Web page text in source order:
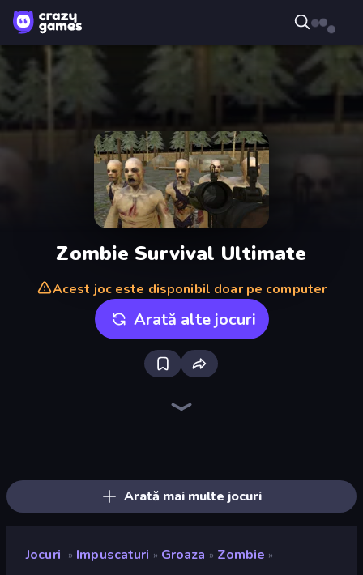
Zombie Survival Ultimate
Acest joc este disponibil doar pe computer
Arată alte jocuri
Arată mai multe jocuri
Jocuri » Impuscaturi » Groaza » Zombie »